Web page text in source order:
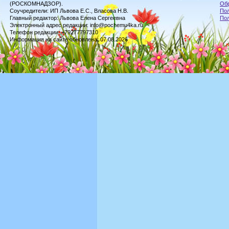
(РОСКОМНАДЗОР).
Соучредители: ИП Львова Е.С., Власова Н.В.
Главный редактор: Львова Елена Сергеевна
Электронный адрес редакции: info@pochemu4ka.ru
Телефон редакции: +79277797310
Информация на сайте обновлена: 07.08.2026